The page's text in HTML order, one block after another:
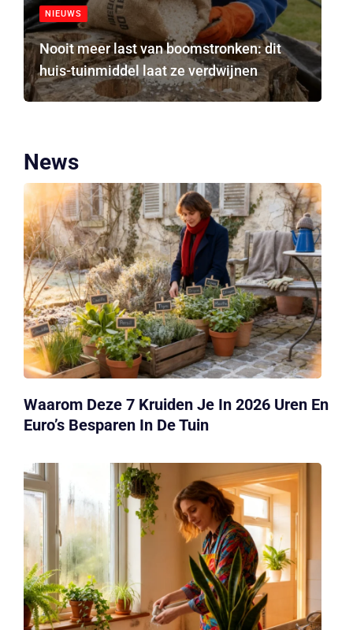
NIEUWS
Nooit meer last van boomstronken: dit
huis-tuinmiddel laat ze verdwijnen
News
Waarom Deze 7 Kruiden Je In 2026 Uren En
Euro’s Besparen In De Tuin